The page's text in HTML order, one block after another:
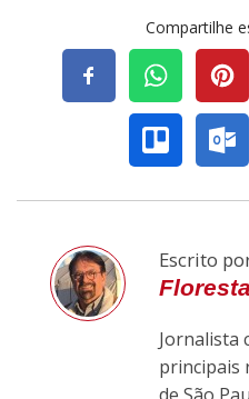
Compartilhe
Escrito
Jornalista
principais